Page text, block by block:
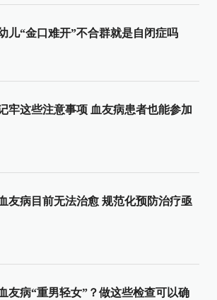
儿“金口难开”不合群就是自闭症吗
牢这些注意事项 血友病患者也能参加
友病目前无法治愈 规范化预防治疗亟
友病“重男轻女”？做这些检查可以确